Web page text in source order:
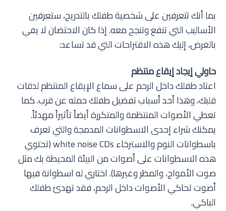
بما أنك تتعرفين على شخصية طفلك بالتدريج، ستعرفين
الأساليب التي تنفع وتنجح معه. إذا كان الاحتضان لا يفي
بالغرض، إليك هذه الاقتراحات التي قد تساعد:
حاولي إيجاد إيقاع منتظم
اعتاد طفلك داخل الرحم على سماع الإيقاع المنتظم لدقات
قلبك، وهذا أحد أسباب تفضيل طفلك حمله عن قرب. كما
تعطي الأصوات المنتظمة والمتكررة أيضاً تأثيراً مهدئاً.
يمكنك شراء إحدى الاسطوانات المدمجة والتي تعرف
باسطوانات النوم والاسترخاء white noise CDs (تحتوي
هذه الاسطوانات على أصوات من البيئة المحيطة بك مثل
صوت الأمواج، والمطر وغيرها). اختاري له اسطوانة فيها
أصوت تحاكي الأصوات داخل الرحم، فقد تهدئ طفلك
الباكي.